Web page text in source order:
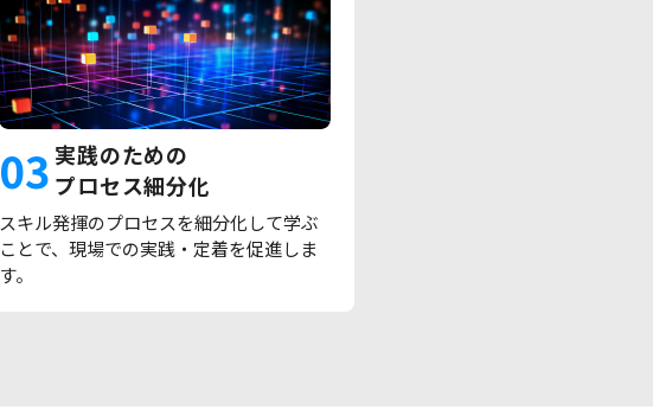
03 実践のための
プロセス細分化
スキル発揮のプロセスを細分化して学ぶ
ことで、現場での実践・定着を促進しま
す。